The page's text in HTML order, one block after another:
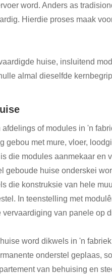
word. Anders as
Hierdie proses maak
huise, insluitend
almal dieselfde
of modules in 'n
gebou met mure, vloer,
die modules aanmekaar
geboude huise onderskei
die konstruksie van hele
In teenstelling met
van panele op
word dikwels in 'n
onderstel geplaas,
van behuising en